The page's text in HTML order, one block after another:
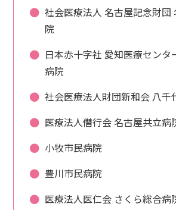
社会医療法人 名古屋記念財団
院
日本赤十字社 愛知医療センタ
病院
社会医療法人財団新和会 八千
医療法人僭行会 名古屋共立病
小牧市民病院
豊川市民病院
医療法人医仁会 さくら総合病